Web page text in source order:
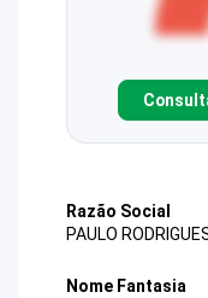
Razão Social
PAULO
Nome Fantasia